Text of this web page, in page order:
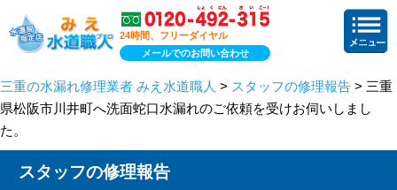
24時間、フリーダイヤル
メールでのお問い合わせ
三重の水漏れ修理業者 みえ水道職人 > スタッフの修理報告 > 三重
県松阪市川井町へ洗面蛇口水漏れのご依頼を受けお伺いしまし
た。
スタッフの修理報告